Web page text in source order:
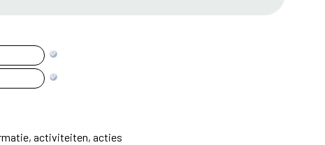
activiteiten, acties